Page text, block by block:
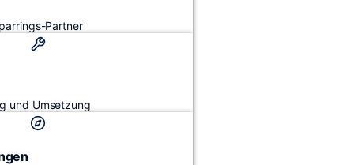
Partner
und Umsetzung